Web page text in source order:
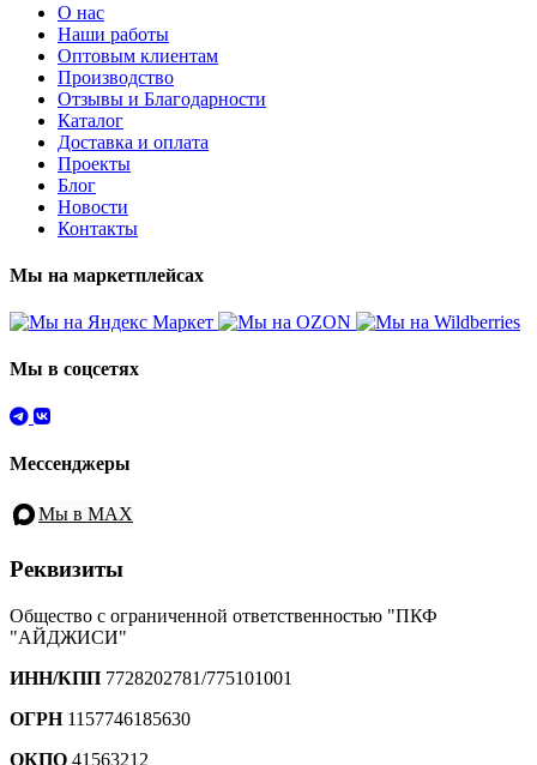
О нас
Наши работы
Оптовым клиентам
Производство
Отзывы и Благодарности
Каталог
Доставка и оплата
Проекты
Блог
Новости
Контакты
Мы на маркетплейсах
Мы в соцсетях
Мессенджеры
Мы в MAX
Реквизиты
Общество с ограниченной ответственностью "ПКФ
"АЙДЖИСИ"
ИНН/КПП 7728202781/775101001
ОГРН1157746185630
ОКПО 41563212